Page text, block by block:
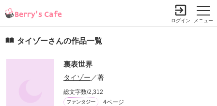
メニュー
ログイン
タイゾーさんの作品一覧
裏表世界
タイゾー ／著
総文字数/2,312
ファンタジー 4ページ